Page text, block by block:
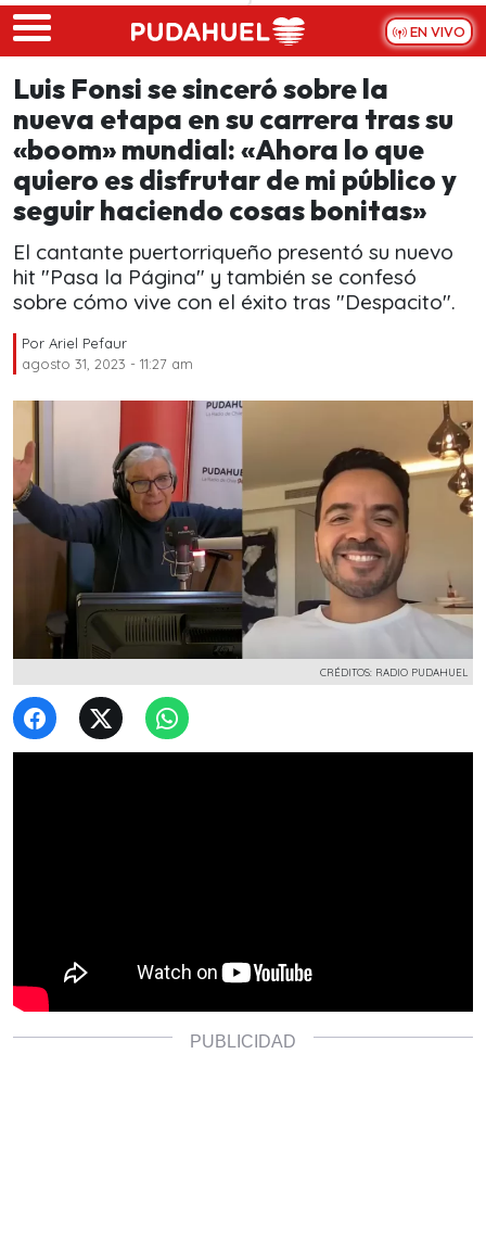
Skip to main content
EN VIVO
Luis Fonsi se sinceró sobre la
nueva etapa en su carrera tras su
«boom» mundial: «Ahora lo que
quiero es disfrutar de mi público y
seguir haciendo cosas bonitas»
El cantante puertorriqueño presentó su nuevo
hit "Pasa la Página" y también se confesó
sobre cómo vive con el éxito tras "Despacito".
Por Ariel Pefaur
agosto 31, 2023 - 11:27 am
CRÉDITOS: RADIO PUDAHUEL